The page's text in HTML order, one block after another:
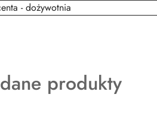
- dożywotnia
produkty